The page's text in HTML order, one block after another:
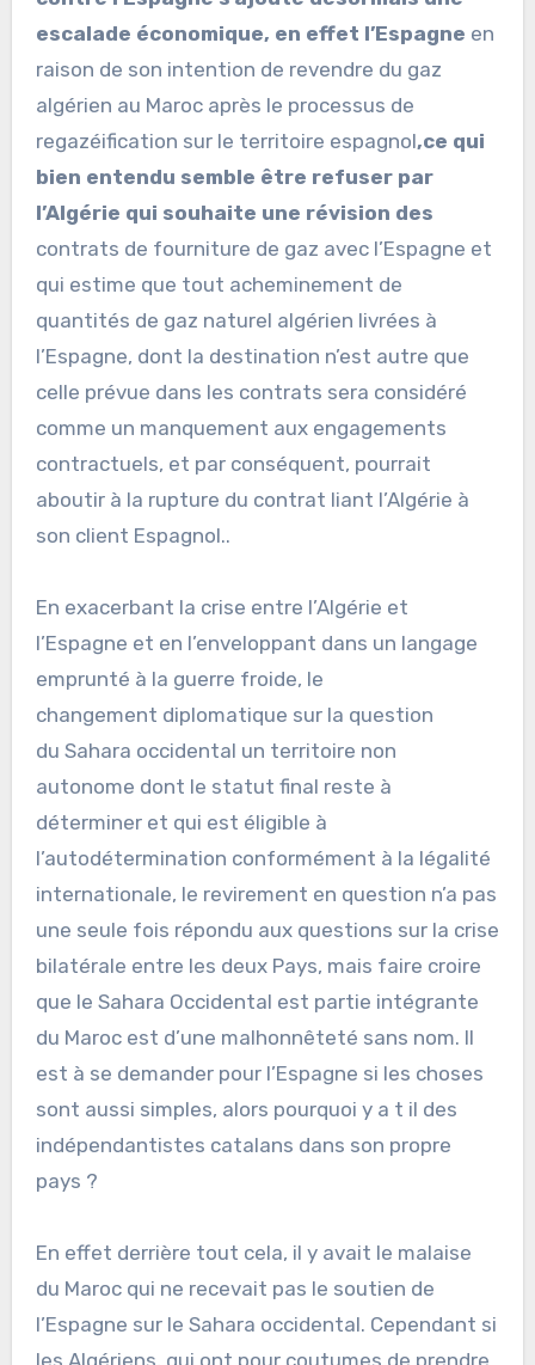
escalade économique, en effet l’Espagne en
raison de son intention de revendre du gaz
algérien au Maroc après le processus de
regazéification sur le territoire espagnol,ce qui
bien entendu semble être refuser par
l’Algérie qui souhaite une révision des
contrats de fourniture de gaz avec l’Espagne et
qui estime que tout acheminement de
quantités de gaz naturel algérien livrées à
l’Espagne, dont la destination n’est autre que
celle prévue dans les contrats sera considéré
comme un manquement aux engagements
contractuels, et par conséquent, pourrait
aboutir à la rupture du contrat liant l’Algérie à
son client Espagnol..
En exacerbant la crise entre l’Algérie et
l’Espagne et en l’enveloppant dans un langage
emprunté à la guerre froide, le
changement diplomatique sur la question
du Sahara occidental un territoire non
autonome dont le statut final reste à
déterminer et qui est éligible à
l’autodétermination conformément à la légalité
internationale, le revirement en question n’a pas
une seule fois répondu aux questions sur la crise
bilatérale entre les deux Pays, mais faire croire
que le Sahara Occidental est partie intégrante
du Maroc est d’une malhonnêteté sans nom. Il
est à se demander pour l’Espagne si les choses
sont aussi simples, alors pourquoi y a t il des
indépendantistes catalans dans son propre
pays ?
En effet derrière tout cela, il y avait le malaise
du Maroc qui ne recevait pas le soutien de
l’Espagne sur le Sahara occidental. Cependant si